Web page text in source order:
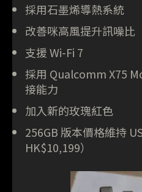
採用石墨烯導熱系統
改善咪高風提升訊噪比
支援 Wi-Fi 7
採用 Qualcomm X75
接能力
加入新的玫瑰紅色
256GB 版本價格維持
HK$10,199）